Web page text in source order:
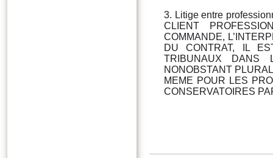
3. Litige entre
CLIENT
COMMANDE,
DU CONTRAT, IL
TRIBUNAUX
NONOBSTANT
MEME POUR LES
CONSERVATOIRES